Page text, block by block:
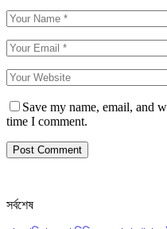
Save my name, email, and
time I comment.
সর্বশেষ